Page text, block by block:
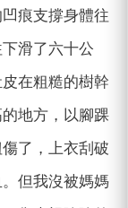
痕支撐身體往
滑了六十公
在粗糙的樹幹
地方，以腳踝
了，上衣刮破
但我沒被媽媽